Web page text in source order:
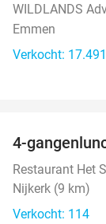
WILDLANDS
Emmen
Verkocht: 17.491
4-
Restaurant Het
Nijkerk (9 km)
Verkocht: 114